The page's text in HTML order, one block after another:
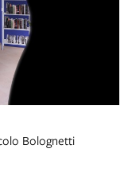
Bolognetti